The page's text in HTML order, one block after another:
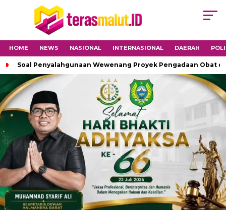
HOME NEWS NASIONAL INTERNASIONAL DAERAH
Soal Penyalahgunaan Wewenang Proyek Pengadaan Obat